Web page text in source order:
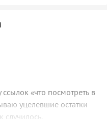
ссылок «что посмотреть в
уцелевшие остатки